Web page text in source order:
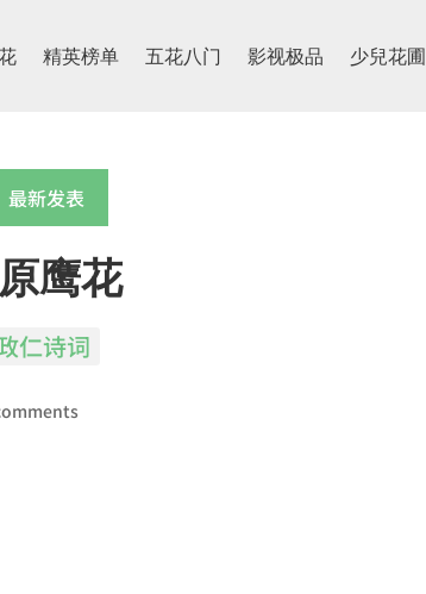
精英榜单 五花八门 影视极品 少兒花圃
最新发表
鹰花
仁诗词